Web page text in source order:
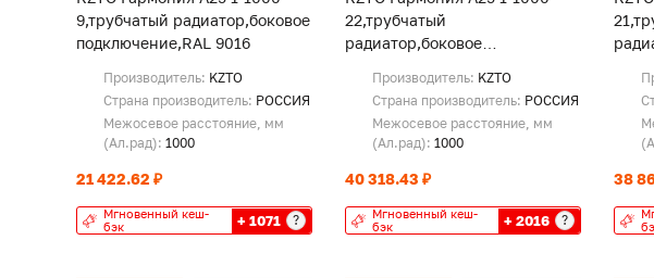
9,трубчатый радиатор,боковое
подключение,RAL 9016
Производитель: KZTO
Страна производитель: РОССИЯ
Межосевое расстояние, мм
(Ал.рад): 1000
21 422.62 ₽
Мгновенный кеш-
бэк
+ 1071 ?
22,трубчатый
радиатор,боковое
Производитель: KZTO
Страна производитель: РОССИЯ
Межосевое расстояние, мм
(Ал.рад): 1000
40 318.43 ₽
Мгновенный кеш-
бэк
+ 2016 ?
38